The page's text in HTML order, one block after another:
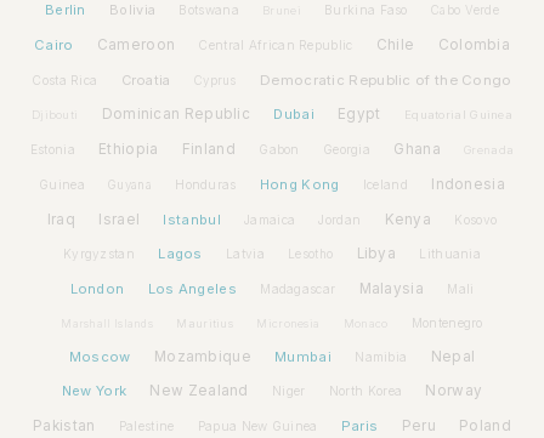
Berlin Bolivia Botswana Brunei Burkina Faso Cabo Verde
Cairo Cameroon Central African Republic Chile Colombia
Costa Rica Croatia Cyprus Democratic Republic of the Congo
Djibouti Dominican Republic Dubai Egypt Equatorial Guinea
Estonia Ethiopia Finland Gabon Georgia Ghana Grenada
Guinea Guyana Honduras Hong Kong Iceland Indonesia
Iraq Israel Istanbul Jamaica Jordan Kenya Kosovo
Kyrgyzstan Lagos Latvia Lesotho Libya Lithuania
London Los Angeles Madagascar Malaysia Mali
Mauritius Micronesia Monaco Montenegro
Moscow Mozambique Mumbai Namibia Nepal
New York New Zealand Niger North Korea Norway
Pakistan Palestine Papua New Guinea Paris Peru Poland